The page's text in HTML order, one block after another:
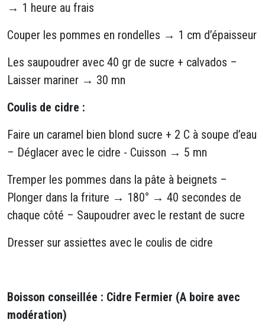
→ 1 heure au frais
Couper les pommes en rondelles → 1 cm d’épaisseur
Les saupoudrer avec 40 gr de sucre + calvados –
Laisser mariner → 30 mn
Coulis de cidre :
Faire un caramel bien blond sucre + 2 C à soupe d’eau
– Déglacer avec le cidre - Cuisson → 5 mn
Tremper les pommes dans la pâte à beignets –
Plonger dans la friture → 180° → 40 secondes de
chaque côté – Saupoudrer avec le restant de sucre
Dresser sur assiettes avec le coulis de cidre
Boisson conseillée : Cidre Fermier (A boire avec
modération)